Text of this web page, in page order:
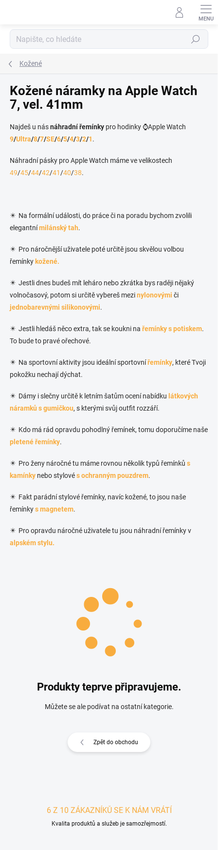
Hledat
Kožené
Kožené náramky na Apple Watch
7, vel. 41mm
Najdeš u násnáhradní řemínky pro hodinky ⌚Apple Watch
9/Ultra/8/7/SE/6/5/4/3/2/1.
Náhradní pásky pro Apple Watch máme ve velikostech
49/45/44/42/41 /40/38.
✴️ Na formální události, do práce či na poradu bychom zvolili
elegantnímilánský tah.
✴️ Pro náročnější uživatele poté určitě jsou skvělou volbou
řemínky kožené.
✴️ Jestli dnes budeš mít leháro nebo zkrátka bys raději nějaký
volnočasový, potom si určitě vybereš mezinylonovými či
jednobarevnými silikonovými.
✴️ Jestli hledáš něco extra, tak se koukni na řemínky s potiskem.
To bude to pravé ořechové.
✴️ Na sportovní aktivity jsou ideální sportovnířemínky, které Tvoji
pokožku nechají dýchat.
✴️ Dámy i slečny určitě k letním šatům ocení nabídku látkových
náramků s gumičkou, s kterými svůj outfit rozzáří.
✴️ Kdo má rád opravdu pohodlný řemínek, tomu doporučíme naše
pletené řemínky.
✴️ Pro ženy náročné tu máme rovnou několik typů řemínků s
kamínky nebo stylovés ochranným pouzdrem.
✴️ Fakt parádní stylové řemínky, navíc kožené, to jsou naše
řemínkys magnetem.
✴️ Pro opravdu náročné uživatele tu jsou náhradní řemínky v
alpském stylu.
Produkty teprve připravujeme.
Můžete se ale podívat na ostatní kategorie.
Zpět do obchodu
6 Z 10 ZÁKAZNÍKŮ SE K NÁM VRÁTÍ
Kvalita produktů a služeb je samozřejmostí.